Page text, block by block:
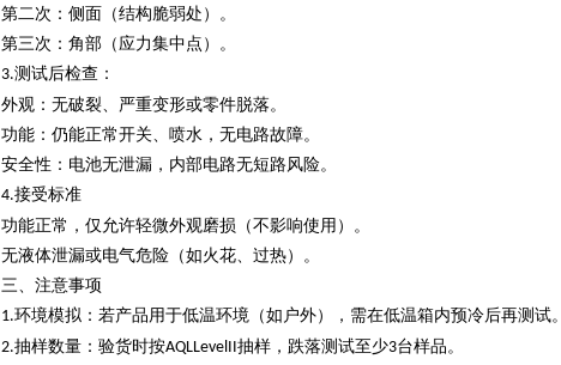
第二次：侧面（结构脆弱处）。
第三次：角部（应力集中点）。
3.测试后检查：
外观：无破裂、严重变形或零件脱落。
功能：仍能正常开关、喷水，无电路故障。
安全性：电池无泄漏，内部电路无短路风险。
4.接受标准
功能正常，仅允许轻微外观磨损（不影响使用）。
无液体泄漏或电气危险（如火花、过热）。
三、注意事项
1.环境模拟：若产品用于低温环境（如户外），需在低温箱内预冷后再测试。
2.抽样数量：验货时按AQLLevelII抽样，跌落测试至少3台样品。